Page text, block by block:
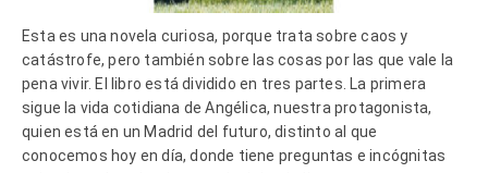
Esta es una novela curiosa, porque trata sobre caos y
catástrofe, pero también sobre las cosas por las que vale la
pena vivir. El libro está dividido en tres partes. La primera
sigue la vida cotidiana de Angélica, nuestra protagonista,
quien está en un Madrid del futuro, distinto al que
conocemos hoy en día, donde tiene preguntas e incógnitas